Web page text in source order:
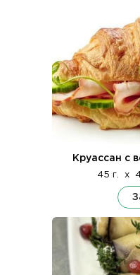
Круассан с
45 г. x